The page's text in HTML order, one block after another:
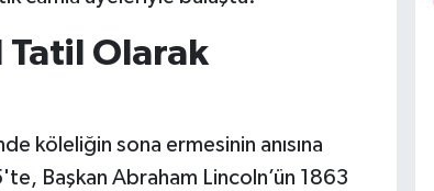
Tatil Olarak
köleliğin sona ermesinin anısına
Başkan Abraham Lincoln’ün 1863